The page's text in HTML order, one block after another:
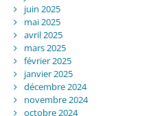
juin 2025
mai 2025
avril 2025
mars 2025
février 2025
janvier 2025
décembre 2024
novembre 2024
octobre 2024